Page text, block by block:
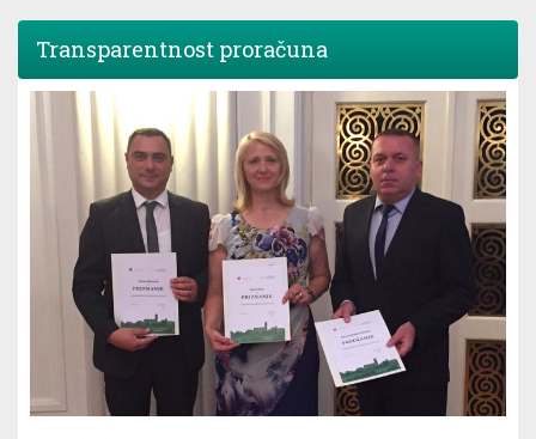
Transparentnost proračuna